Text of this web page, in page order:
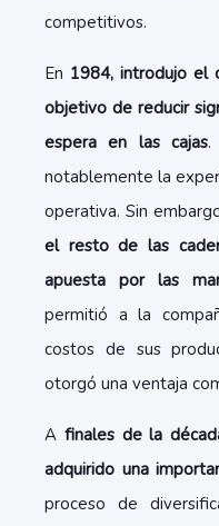
competitivos.
En 1984, introdujo el
objetivo de reducir
espera en las cajas.
notablemente la
operativa. Sin
el resto de las
apuesta por las
permitió a la
costos de sus
otorgó una ventaja
A finales de la
adquirido una
proceso de